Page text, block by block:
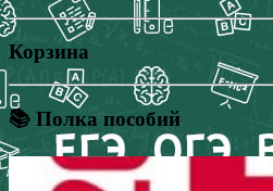
Корзина
📚 Полка пособий